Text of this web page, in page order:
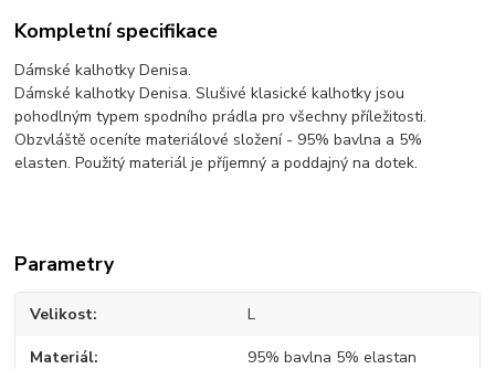
Kompletní specifikace
Dámské kalhotky Denisa.
Dámské kalhotky Denisa. Slušivé klasické kalhotky jsou
pohodlným typem spodního prádla pro všechny příležitosti.
Obzvláště oceníte materiálové složení - 95% bavlna a 5%
elasten. Použitý materiál je příjemný a poddajný na dotek.
Parametry
Velikost L
Materiál 95% bavlna 5% elastan